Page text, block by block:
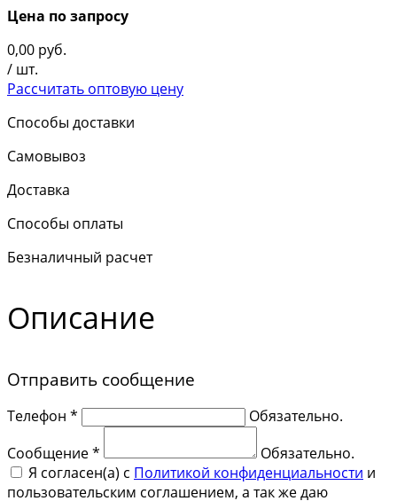
Цена по запросу
0,00 руб.
/ шт.
Рассчитать оптовую цену
Способы доставки
Самовывоз
Доставка
Способы оплаты
Безналичный расчет
Описание
Отправить сообщение
Телефон *
Обязательно.
Сообщение *
Обязательно.
Я согласен(a) с Политикой конфиденциальности и
пользовательским соглашением, а так же даю